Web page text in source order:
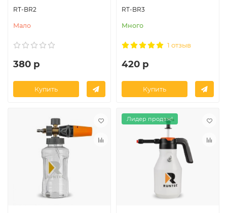
RT-BR2
Мало
380 р
Купить
RT-BR3
Много
1 отзыв
420 р
Купить
Лидер продаж!